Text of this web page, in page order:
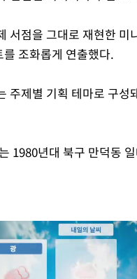
서점을 그대로 재현한
조화롭게 연출했다.
주제별 기획 테마로 구
1980년대 북구 만덕동